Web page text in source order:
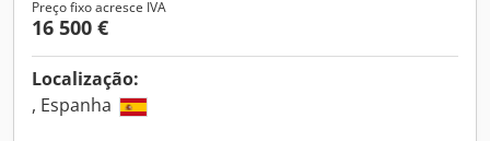
Preço fixo acresce IVA
16 500 €
Localização:
, Espanha